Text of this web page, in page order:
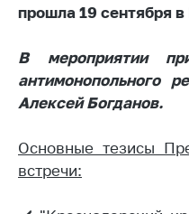
Официальные
символы
5 лет МАРТ
Ценовая
Антимонопольное
прошла 19 сентября
В мероприятии
антимонопольного
Алексей Богданов.
Основные тезисы
встречи: